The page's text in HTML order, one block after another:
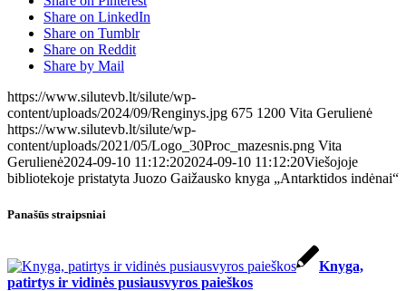
Share on LinkedIn
Share on Tumblr
Share on Reddit
Share by Mail
https://www.silutevb.lt/silute/wp-
content/uploads/2024/09/Renginys.jpg 675 1200 Vita Gerulienė
https://www.silutevb.lt/silute/wp-
content/uploads/2021/05/Logo_30Proc_mazesnis.png Vita
Gerulienė2024-09-10 11:12:202024-09-10 11:12:20Viešojoje
bibliotekoje pristatyta Juozo Gaižausko knyga „Antarktidos indėnai“
Panašūs straipsniai
Knyga,
patirtys ir vidinės pusiausvyros paieškos